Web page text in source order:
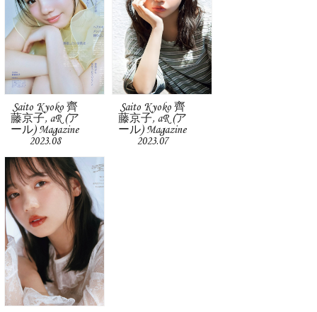
Saito Kyoko 齊
藤京子, aR (ア
ール) Magazine
2023.08
Saito Kyoko 齊
藤京子, aR (ア
ール) Magazine
2023.07